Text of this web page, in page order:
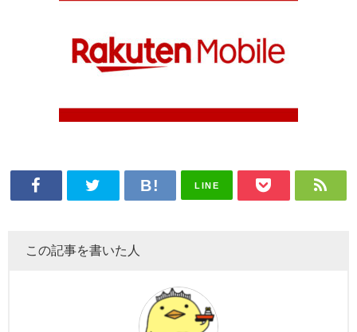
LINE
この記事を書いた人